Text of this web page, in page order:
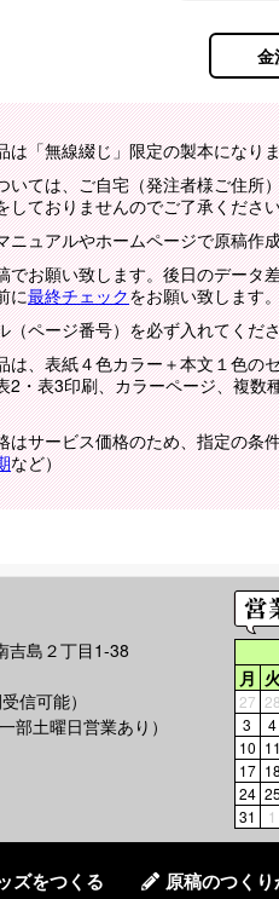
金
は「無線綴じ」限定の製本になり
いては、ご自宅（発注者様ご住所
しておりませんのでご了承くださ
ニュアルやホームページで原稿作
でお願い致します。後日のデータ
に最終チェックをお願い致します
（ページ番号）を必ず入れてくだ
は、表紙４色カラー＋本文１色の
2・表3印刷、カラーページ、複数
はサービス価格のため、指定の条
など）
吉島２丁目1-38
信可能）
部土曜日営業あり）
月
27
3
4
10
17
24
31
1
ズをつくる 原稿のつく